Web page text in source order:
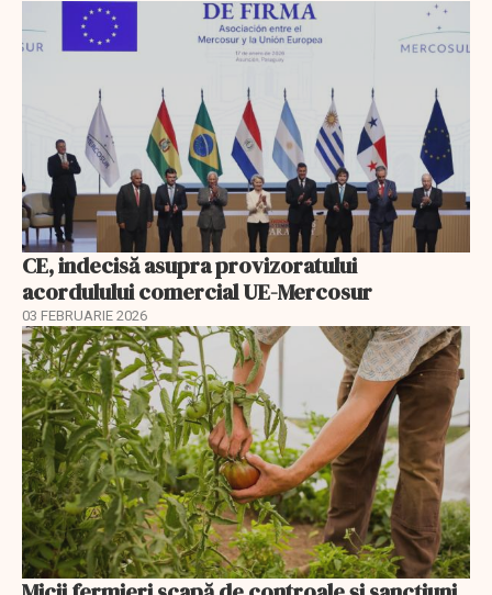
CE, indecisă asupra provizoratului
acordulului comercial UE-Mercosur
03 FEBRUARIE 2026